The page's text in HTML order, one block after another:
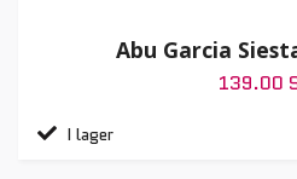
Abu Garcia
139.00
I lager